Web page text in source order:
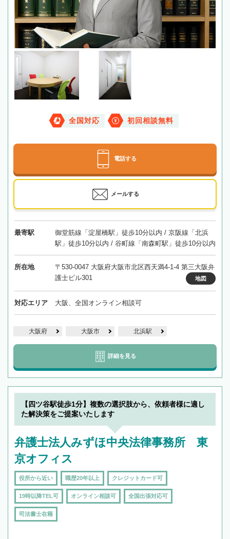
全国対応 初回相談無料
電話する
メールする
最寄駅
御堂筋線「淀屋橋駅」徒歩10分以内 / 京阪線「北浜
駅」徒歩10分以内 / 谷町線「南森町駅」徒歩10分以内
所在地
〒530-0047 大阪府大阪市北区西天満4-1-4 第三大阪弁
護士ビル301
地図
対応エリア 大阪、全国オンライン相談可
大阪府 大阪市 北浜駅
詳細を見る
【四ツ谷駅徒歩1分】複数の選択肢から、依頼者様に適し
た解決策をご提案いたします
弁護士法人みずほ中央法律事務所 東
京オフィス
役所から近い 職歴20年以上 クレジットカード可
19時以降TEL可 オンライン相談可 全国出張対応可
司法書士在籍